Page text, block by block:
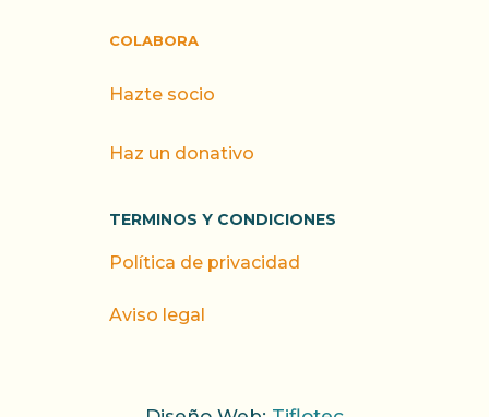
COLABORA
Hazte socio
Haz un donativo
TERMINOS Y CONDICIONES
Política de privacidad
Aviso legal